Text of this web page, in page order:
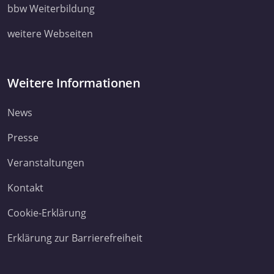
ihnen bereitgestellt haben oder die sie im Rahmen Ihrer
Cookies, wenn Sie unsere Webseite weiterhin nutzen.
bbw Weiterbildung
weitere Webseiten
Weitere Informationen
News
Presse
Veranstaltungen
Kontakt
Cookie-Erklärung
Erklärung zur Barrierefreiheit